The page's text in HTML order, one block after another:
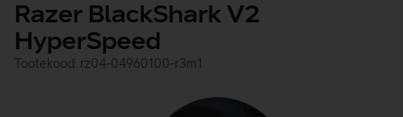
Razer BlackShark V2
HyperSpeed
Tootekood: rz04-04960100-r3m1